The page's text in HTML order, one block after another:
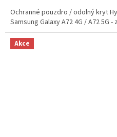
Ochranné pouzdro / odolný kryt
Samsung Galaxy A72 4G / A72 5G -
Akce